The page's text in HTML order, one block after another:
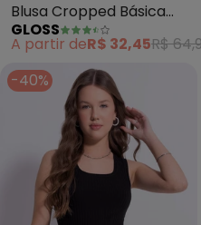
Blusa Cropped Básica
Juvenil (Preto)
GLOSS
A partir deR$ 32,45R$
-40%